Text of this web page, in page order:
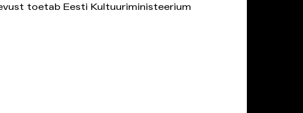
toetab Eesti Kultuuriministeerium